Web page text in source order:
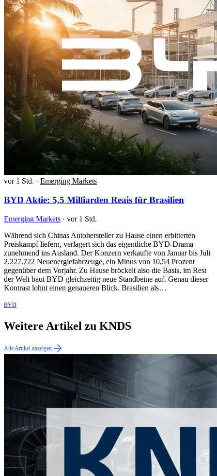
vor 1 Std. · Emerging Markets
BYD Aktie: 5,5 Milliarden Reais für Brasilien
Emerging Markets · vor 1 Std.
Während sich Chinas Autohersteller zu Hause einen erbitterten
Preiskampf liefern, verlagert sich das eigentliche BYD-Drama
zunehmend ins Ausland. Der Konzern verkaufte von Januar bis Juli
2.227.722 Neuenergiefahrzeuge, ein Minus von 10,54 Prozent
gegenüber dem Vorjahr. Zu Hause bröckelt also die Basis, im Rest
der Welt baut BYD gleichzeitig neue Standbeine auf. Genau dieser
Kontrast lohnt einen genaueren Blick. Brasilien als…
BYD
Weitere Artikel zu KNDS
Alle Artikel anzeigen